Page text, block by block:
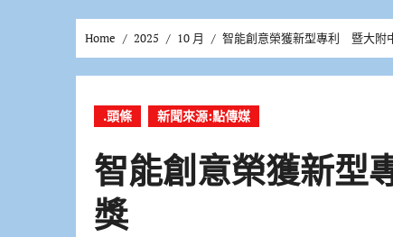
Home 2025 10 月 智能創意榮獲新型專利 暨大附
.頭條 新聞來源:點傳媒
智能創意榮獲新
獎